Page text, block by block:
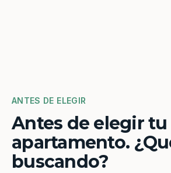
ANTES DE ELEGIR
Antes de elegir tu
apartamento.
buscando?